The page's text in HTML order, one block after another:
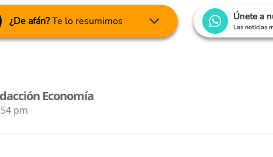
¿De afán?Te lo resumimos Únete a
Las noticias
Economía
pm